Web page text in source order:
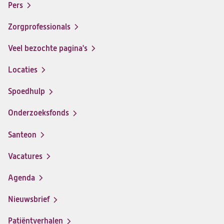
ziekenhuis
op
op
op
menu
Pers
Zorgprofessionals
Veel bezochte pagina's
Locaties
Spoedhulp
Onderzoeksfonds
Santeon
(opent
in
nieuwe
Vacatures
(opent
in
nieuwe
Agenda
Nieuwsbrief
Patiëntverhalen